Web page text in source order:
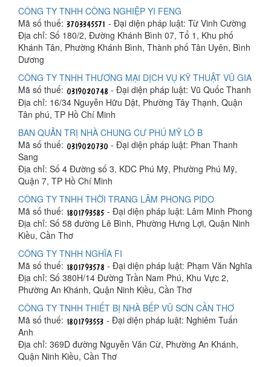
CÔNG TY TNHH CÔNG NGHIỆP YI FENG
Mã số thuế:
- Đại diện pháp luật: Từ Vinh Cường
Địa chỉ: Số 180/2, Đường Khánh Bình 07, Tổ 1, Khu phố
Khánh Tân, Phường Khánh Bình, Thành phố Tân Uyên, Bình
Dương
CÔNG TY TNHH THƯƠNG MẠI DỊCH VỤ KỸ THUẬT VŨ GIA
Mã số thuế:
- Đại diện pháp luật: Vũ Quốc Thanh
Địa chỉ: 16/34 Nguyễn Hữu Dật, Phường Tây Thạnh, Quận
Tân phú, TP Hồ Chí Minh
BAN QUẢN TRỊ NHÀ CHUNG CƯ PHÚ MỸ LÔ B
Mã số thuế:
- Đại diện pháp luật: Phan Thanh
Sang
Địa chỉ: Số 4 Đường số 3, KDC Phú Mỹ, Phường Phú Mỹ,
Quận 7, TP Hồ Chí Minh
CÔNG TY TNHH THỜI TRANG LÂM PHONG PIDO
Mã số thuế:
- Đại diện pháp luật: Lâm Minh Phong
Địa chỉ: Số 58 đường Lê Bình, Phường Hưng Lợi, Quận Ninh
Kiều, Cần Thơ
CÔNG TY TNHH NGHĨA FI
Mã số thuế:
- Đại diện pháp luật: Phạm Văn Nghĩa
Địa chỉ: Số 380H/14 Đường Trần Nam Phú, Khu Vực 2,
Phường An Khánh, Quận Ninh Kiều, Cần Thơ
CÔNG TY TNHH THIẾT BỊ NHÀ BẾP VŨ SƠN CẦN THƠ
Mã số thuế:
- Đại diện pháp luật: Nghiêm Tuấn
Anh
Địa chỉ: 369D đường Nguyễn Văn Cừ, Phường An Khánh,
Quận Ninh Kiều, Cần Thơ